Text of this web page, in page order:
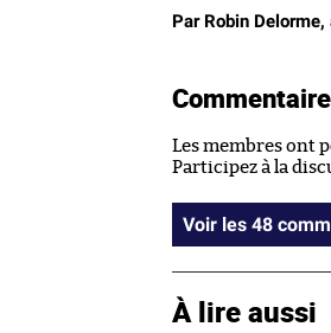
Par Robin
Les membres ont
Participez à la
Voir les
À lire aussi